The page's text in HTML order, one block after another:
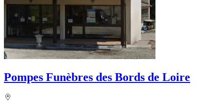
Pompes Funèbres des Bords de Loire